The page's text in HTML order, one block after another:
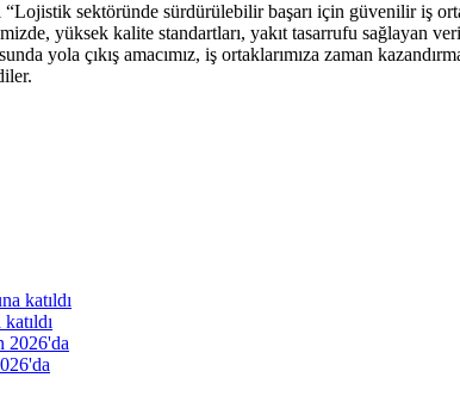
sektöründe sürdürülebilir başarı için güvenilir iş
yüksek kalite standartları, yakıt tasarrufu sağlayan
yola çıkış amacımız, iş ortaklarımıza zaman